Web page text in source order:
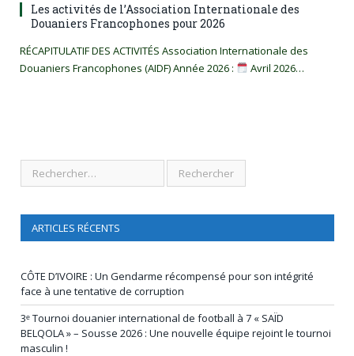
Les activités de l’Association Internationale des
Douaniers Francophones pour 2026
RÉCAPITULATIF DES ACTIVITÉS Association Internationale des
Douaniers Francophones (AIDF) Année 2026 :
Avril 2026…
ARTICLES RÉCENTS
CÔTE D’IVOIRE : Un Gendarme récompensé pour son intégrité
face à une tentative de corruption
3ᵉ Tournoi douanier international de football à 7 « SAÏD
BELQOLA » – Sousse 2026 : Une nouvelle équipe rejoint le tournoi
masculin !